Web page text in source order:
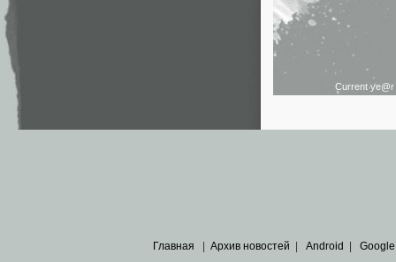
Current ye@r
Главная Архив новостей Android Google